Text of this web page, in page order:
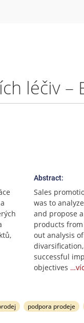
léčiv –
Abstract:
Sales
was to
and propose
products
out analysis
successful
objectives
podpora prodeje